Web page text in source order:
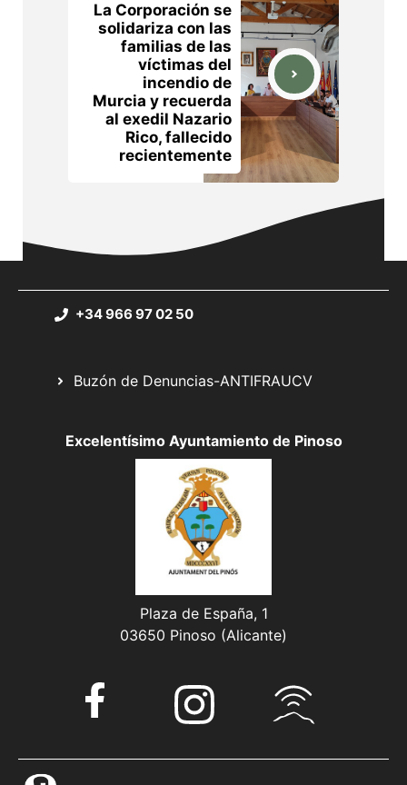
La Corporación se
solidariza con las
familias de las
víctimas del
incendio de
Murcia y recuerda
al exedil Nazario
Rico, fallecido
recientemente
+34 966 97 02 50
Buzón de Denuncias-ANTIFRAUCV
Excelentísimo Ayuntamiento de Pinoso
Plaza de España, 1
03650 Pinoso (Alicante)